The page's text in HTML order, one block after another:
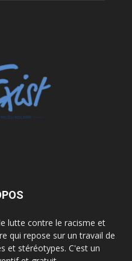
lutte contre le racisme et
qui repose sur un travail de
et stéréotypes. C'est un